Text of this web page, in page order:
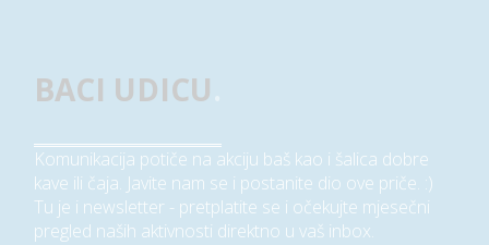
BACI UDICU
Komunikacija potiče na akciju baš kao i šalica dobre
kave ili čaja. Javite nam se i postanite dio ove priče. :)
Tu je i newsletter - pretplatite se i očekujte mjesečni
pregled naših aktivnosti direktno u vaš inbox.